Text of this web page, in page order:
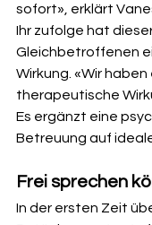
sofort», erklärt
Ihr zufolge hat
Gleichbetroffenen
Wirkung. «Wir haben
therapeutische
Es ergänzt eine
Betreuung auf
Frei sprechen
In der ersten Zeit